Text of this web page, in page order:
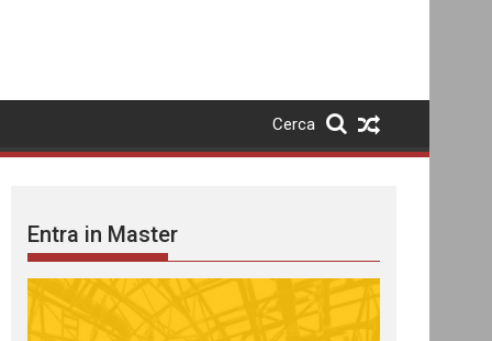
Cerca
Entra in Master